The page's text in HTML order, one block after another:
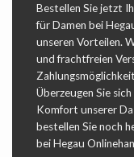
Bestellen Sie jetzt
für Damen bei
unseren Vorteilen.
und frachtfreien
Überzeugen Sie
Komfort unserer
bestellen Sie noch
bei Hegau